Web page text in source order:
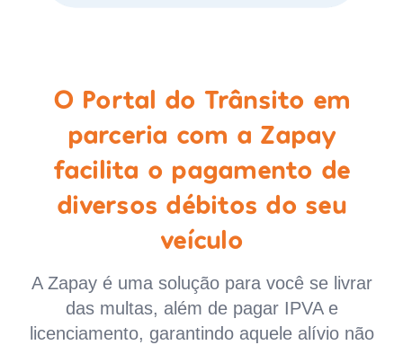
O Portal do Trânsito em
parceria com a Zapay
facilita o pagamento de
diversos débitos do seu
veículo
A Zapay é uma solução para você se livrar
das multas, além de pagar IPVA e
licenciamento, garantindo aquele alívio não